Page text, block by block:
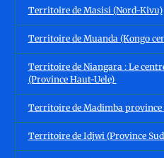
Territoire de Masisi (Nord-Kivu)
Territoire de Muanda (Kongo
Territoire de Niangara : Le
(Province Haut-Uele)
Territoire de Madimba province
Territoire de Idjwi (Province